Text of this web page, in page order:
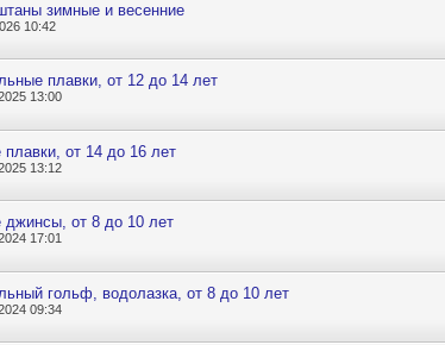
зимные и весенние
10:42
плавки, от 12 до 14 лет
13:00
от 14 до 16 лет
13:12
джинсы, от 8 до 10 лет
17:01
гольф, водолазка, от 8 до 10 лет
09:34